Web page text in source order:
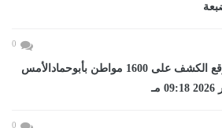
0
صحة الشرقية توقع الكشف على 1600 مواطن بأبوحمادالأمس
0